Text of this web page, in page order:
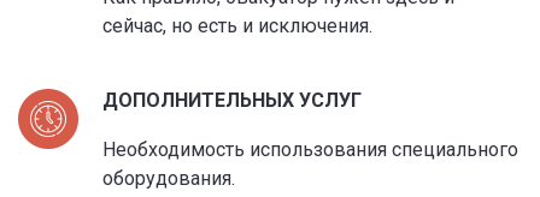
сейчас, но есть и исключения.
ДОПОЛНИТЕЛЬНЫХ УСЛУГ
Необходимость использования специального
оборудования.